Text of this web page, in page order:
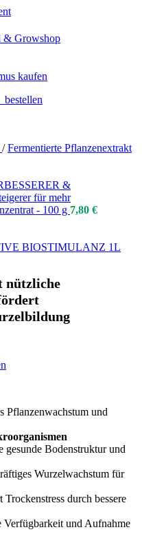
/ Fermentierte Pflanzenextrakt
&
für mehr
- 100 g 7,80 €
BIOSTIMULANZ 1L
nützliche
Pflanzenwachstum und
gesunde Bodenstruktur und
Wurzelwachstum für
Trockenstress durch bessere
und Aufnahme